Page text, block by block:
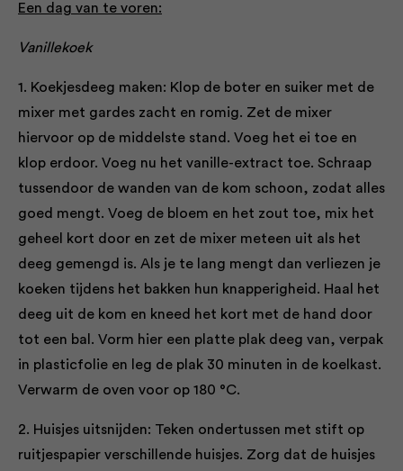
Een dag van te voren:
Vanillekoek
1. Koekjesdeeg maken: Klop de boter en suiker met de
mixer met gardes zacht en romig. Zet de mixer
hiervoor op de middelste stand. Voeg het ei toe en
klop erdoor. Voeg nu het vanille-extract toe. Schraap
tussendoor de wanden van de kom schoon, zodat alles
goed mengt. Voeg de bloem en het zout toe, mix het
geheel kort door en zet de mixer meteen uit als het
deeg gemengd is. Als je te lang mengt dan verliezen je
koeken tijdens het bakken hun knapperigheid. Haal het
deeg uit de kom en kneed het kort met de hand door
tot een bal. Vorm hier een platte plak deeg van, verpak
in plasticfolie en leg de plak 30 minuten in de koelkast.
Verwarm de oven voor op 180 °C.
2. Huisjes uitsnijden: Teken ondertussen met stift op
ruitjespapier verschillende huisjes. Zorg dat de huisjes